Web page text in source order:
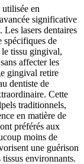
en
significative
lasers dentaires
spécifiques de
le tissu gingival,
affecter les
gingival retire
dentiste de
Cette
traditionnels,
en matière de
préférés aux
moins de
une guérison
environnants.